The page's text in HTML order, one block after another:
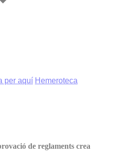
per aquí Hemeroteca
de reglaments crea